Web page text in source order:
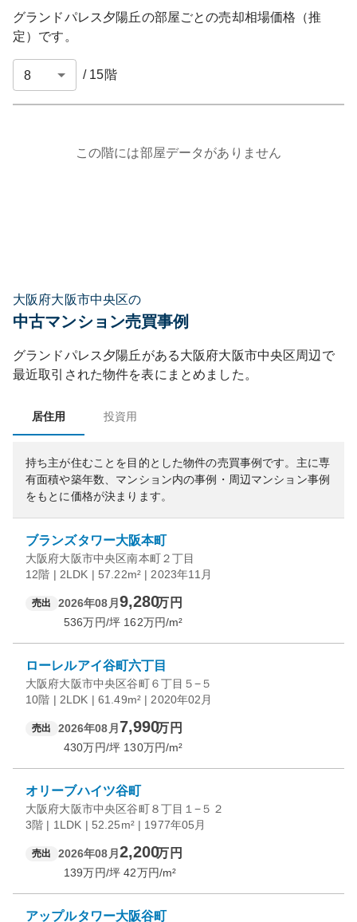
グランドパレス夕陽丘の部屋ごとの売却相場価格（推
定）です。
/ 15階
この階には部屋データがありません
大阪府大阪市中央区の
中古マンション売買事例
グランドパレス夕陽丘 がある大阪府大阪市中央区周辺で
最近取引された物件を表にまとめました。
居住用 投資用
持ち主が住むことを目的とした物件の売買事例です。 主に専
有面積や築年数、マンション内の事例・周辺マンション事例
をもとに価格が決まります。
ブランズタワー大阪本町
大阪府大阪市中央区南本町２丁目
12階 | 2LDK | 57.22m² | 2023年11月
売出 2026年08月 9,280万円
536万円/坪 162万円/m²
ローレルアイ谷町六丁目
大阪府大阪市中央区谷町６丁目５−５
10階 | 2LDK | 61.49m² | 2020年02月
売出 2026年08月 7,990万円
430万円/坪 130万円/m²
オリーブハイツ谷町
大阪府大阪市中央区谷町８丁目１−５２
3階 | 1LDK | 52.25m² | 1977年05月
売出 2026年08月 2,200万円
139万円/坪 42万円/m²
アップルタワー大阪谷町